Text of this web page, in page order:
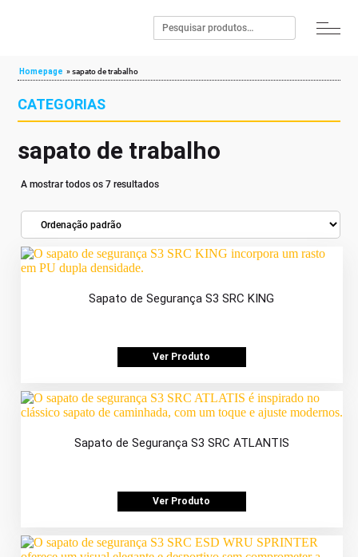
Homepage »sapato de trabalho
CATEGORIAS
sapato de trabalho
A mostrar todos os 7 resultados
Sapato de Segurança S3 SRC KING
Ver Produto
Sapato de Segurança S3 SRC ATLANTIS
Ver Produto